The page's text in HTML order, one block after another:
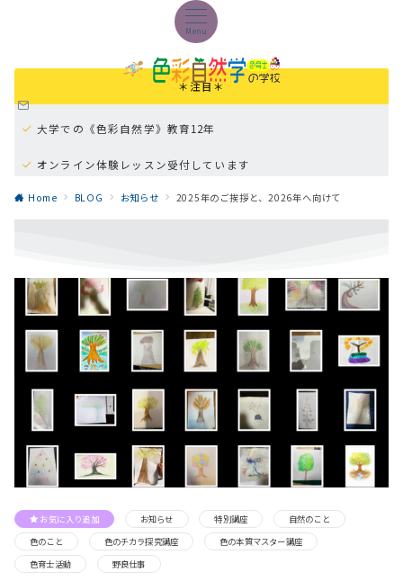
Menu
＊注目＊
大学での《色彩自然学》教育12年
オンライン体験レッスン受付しています
オンラインパーソナル学習《色の本質マスター講座》
Home BLOG お知らせ 2025年のご挨拶と、2026年へ向けて
お気に入り追加 お知らせ 特別講座
自然のこと
色のこと
色のチカラ探究講座
色の本質マスター講座
色育士活動
野良仕事